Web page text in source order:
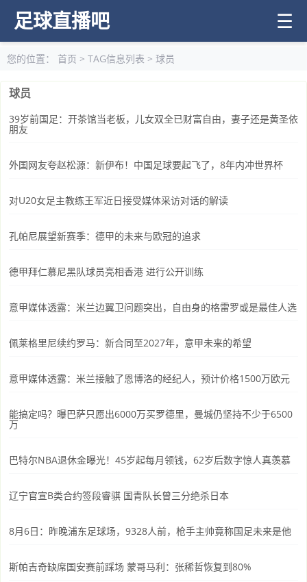
足球直播吧 ☰
您的位置： 首页 > TAG信息列表 > 球员
球员
39岁前国足：开茶馆当老板，儿女双全已财富自由，妻子还是黄圣依
朋友
外国网友夸赵松源：新伊布！中国足球要起飞了，8年内冲世界杯
对U20女足主教练王军近日接受媒体采访对话的解读
孔帕尼展望新赛季：德甲的未来与欧冠的追求
德甲拜仁慕尼黑队球员亮相香港 进行公开训练
意甲媒体透露：米兰边翼卫问题突出，自由身的格雷罗或是最佳人选
佩莱格里尼续约罗马：新合同至2027年，意甲未来的希望
意甲媒体透露：米兰接触了恩博洛的经纪人，预计价格1500万欧元
能搞定吗？曝巴萨只愿出6000万买罗德里，曼城仍坚持不少于6500
万
巴特尔NBA退休金曝光！45岁起每月领钱，62岁后数字惊人真羡慕
辽宁官宣B类合约签段睿骐 国青队长曾三分绝杀日本
8月6日：昨晚浦东足球场，9328人前，枪手主帅竟称国足未来是他
斯帕吉奇缺席国安赛前踩场 蒙哥马利：张稀哲恢复到80%